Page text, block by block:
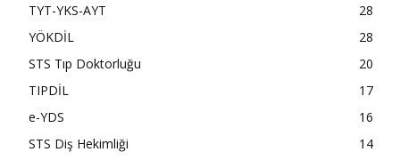
TYT-YKS-AYT
28
YÖKDİL
28
STS Tıp Doktorluğu
20
TIPDİL
17
e-YDS
16
STS Diş Hekimliği
14